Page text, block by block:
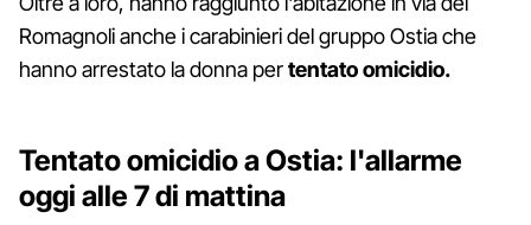
Romagnoli anche i carabinieri del gruppo Ostia che
hanno arrestato la donna pertentato omicidio.
Tentato omicidio a Ostia: l'allarme
oggi alle 7 di mattina